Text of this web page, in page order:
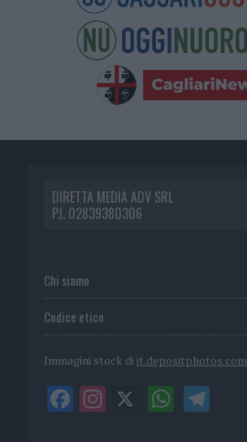
DIRETTA MEDIA ADV SRL
P.I. 02839380306
Chi siamo
Codice etico
Immagini stock di it.depositphotos.com